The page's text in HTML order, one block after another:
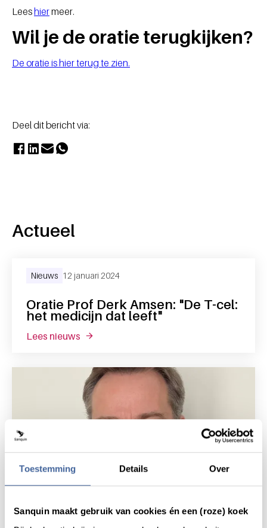
Toestemming Details Over
Sanquin maakt gebruik van cookies én een (roze) koek
Lees hiermeer.
Wil je de oratie terugkijken?
De oratie is hier terug te zien.
Deel dit bericht via:
Actueel
Oratie Prof Derk Amsen: "De T-cel:
het medicijn dat leeft"
Nieuws 12 januari 2024
lees nieuws over oratie prof derk amsen: "de t-cel: het